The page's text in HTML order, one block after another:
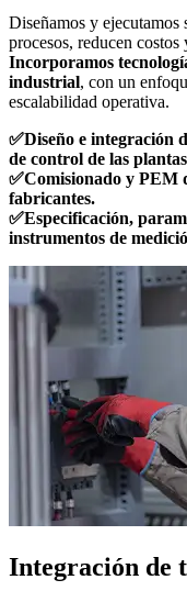
Diseñamos y ejecutamos
procesos, reducen
Incorporamos
industrial, con un
escalabilidad operativa.
✅Diseño e integración
de control de las
✅Comisionado y PEM
fabricantes.
✅Especificación,
instrumentos de
Integración de